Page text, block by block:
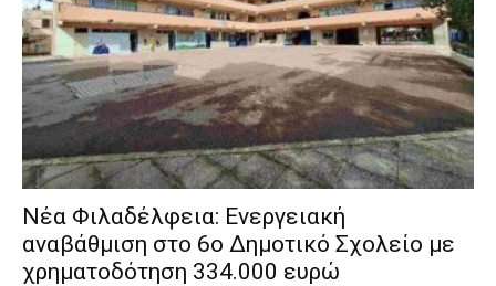
Νέα Φιλαδέλφεια: Ενεργειακή
αναβάθμιση στο 6ο Δημοτικό Σχολείο με
χρηματοδότηση 334.000 ευρώ